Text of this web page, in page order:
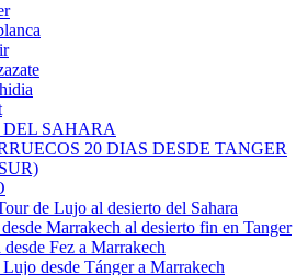
DEL SAHARA
20 DIAS DESDE TANGER
de Lujo al desierto del Sahara
Marrakech al desierto fin en Tanger
Fez a Marrakech
desde Tánger a Marrakech